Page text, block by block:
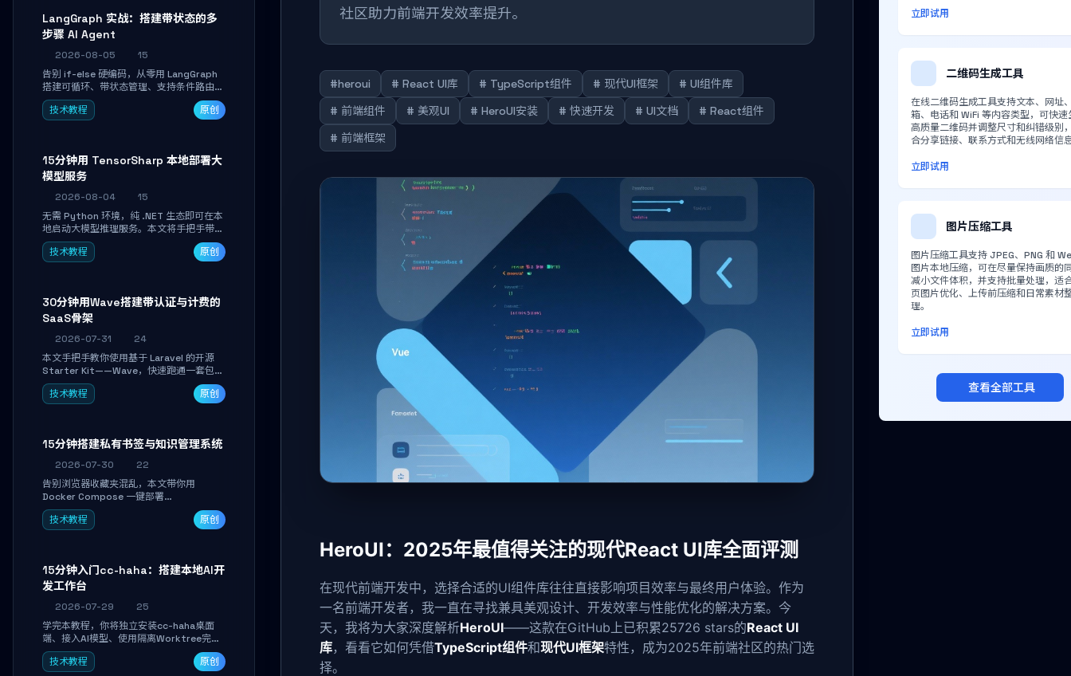
LangGraph 实战：搭建带状态的多
步骤 AI Agent
2026-08-05
15
告别 if-else 硬编码，从零用 LangGraph
搭建可循环、带状态管理、支持条件路由的
多步骤 AI 代理。学完能独立编写包含自动
决策、工具调用和持久化状态的复杂工作
技术教程 原创
15分钟用 TensorSharp 本地部署大
模型服务
2026-08-04
15
无需 Python 环境，纯 .NET 生态即可在本
地启动大模型推理服务。本文将手把手带你
下载模型、配置 GPU 加速、启动 OpenAI
兼容 API，并在 C# 业务代码中无缝调用。
技术教程 原创
30分钟用Wave搭建带认证与计费的
SaaS骨架
2026-07-31
24
本文手把手教你使用基于 Laravel 的开源
Starter Kit——Wave，快速跑通一套包含
用户认证、订阅计费、角色权限和后台管理
的完整 SaaS 骨架。附带 Stripe 测试支付
技术教程 原创
15分钟搭建私有书签与知识管理系统
2026-07-30
22
告别浏览器收藏夹混乱，本文带你用
Docker Compose 一键部署
Linkwarden。15 分钟完成私有书签系统搭
建，掌握网页快照归档、高亮批注、分类管
技术教程 原创
15分钟入门cc-haha：搭建本地AI开
发工作台
2026-07-29
25
学完本教程，你将独立安装cc-haha桌面
端、接入AI模型、使用隔离Worktree完成
真实开发任务，并通过Diff审阅面板安全落
地AI代码改写。告别终端黑盒操作，让AI在
技术教程 原创
社区助力前端开发效率提升。
#heroui # React UI库 # TypeScript组件 # 现代UI框架
# UI组件库
# 前端组件
# 美观UI # HeroUI安装 # 快速开发 # UI文档
# React组件
# 前端框架
HeroUI：2025年最值得关注的现代React UI库全面评测
在现代前端开发中，选择合适的UI组件库往往直接影响项目效率与最终用户体验。作为
一名前端开发者，我一直在寻找兼具美观设计、开发效率与性能优化的解决方案。今
天，我将为大家深度解析HeroUI——这款在GitHub上已积累25726 stars的React UI
库，看看它如何凭借TypeScript组件和现代UI框架特性，成为2025年前端社区的热门选
择。
立即试用
二维码生成工具
在线二维码生成工具支持文本、网址
箱、电话和 WiFi 等内容类型，可快速
高质量二维码并调整尺寸和纠错级别
合分享链接、联系方式和无线网络信
立即试用
图片压缩工具
图片压缩工具支持 JPEG、PNG 和
图片本地压缩，可在尽量保持画质的
减小文件体积，并支持批量处理，适
页图片优化、上传前压缩和日常素材
理。
立即试用
查看全部工具